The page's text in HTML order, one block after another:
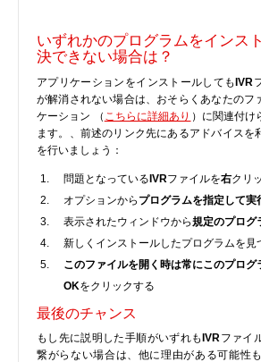
ベクトル画像ファイル
動画ファイル
インターネットファイル
ドライバのカテゴリー
BIOS
Bluetooth
カードリーダー
デジタルカメラ、インターネット
DVD /ブルーレイ・プレーヤー
HDD, SSD, NAS, USB
ジョイスティック、ゲームパッド
いずれかのプログラムをインス
決できない場合は？
アプリケーションをインストールしても IVR
が解消されない場合は、おそらくあなたのフ
ケーション （ こちらに詳細あり ）に関連付け
ます。、前述のリンク先にあるアドバイスを
を行いましょう：
問題となっている IVRファイルを右クリ
オプションから プログラムを指定して実
表示されたウィンドウから規定のプログ
新しくインストールしたプログラムを見
このファイルを開く時は常にこのプログ
OKをクリックする
最後のチャンス
もし先に説明した手順がいずれも IVRファイ
繋がらない場合は、他に理由がある可能性